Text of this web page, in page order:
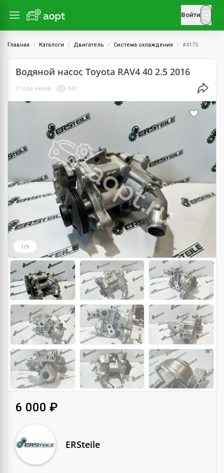
Войти
Главная Каталоги Двигатель Система охлаждения #4175
Водяной насос Toyota RAV4 40 2.5 2016
2 года назад 541
1/9
6 000 ₽
ERSteile